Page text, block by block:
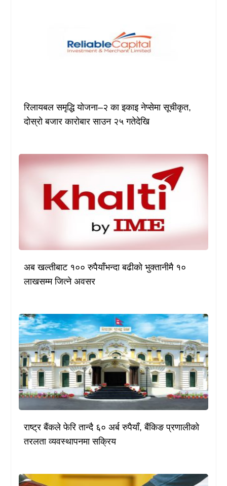
रिलायबल समृद्धि योजना–२ का इकाइ नेप्सेमा सूचीकृत,
दोस्रो बजार कारोबार साउन २५ गतेदेखि
अब खल्तीबाट १०० रुपैयाँभन्दा बढीको भुक्तानीमै १०
लाखसम्म जित्ने अवसर
राष्ट्र बैंकले फेरि तान्दै ६० अर्ब रुपैयाँ, बैंकिङ प्रणालीको
तरलता व्यवस्थापनमा सक्रिय